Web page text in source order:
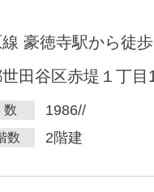
豪徳寺駅から徒
田谷区赤堤１丁目
数 1986//
数 2階建